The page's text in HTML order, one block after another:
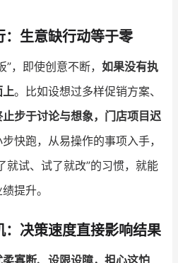
生意缺行动等于零
，即使创意不断， 如果没有执
上。比如设想过多样促销方案、
止步于讨论与想象，门店项目迟
快跑，从易操作的事项入手，
就试、试了就改”的习惯，就能
提升。
决策速度直接影响结果